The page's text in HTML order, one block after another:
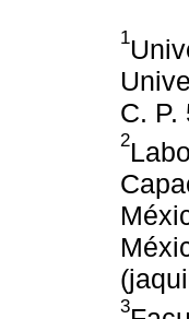
1
C. P.
2
3